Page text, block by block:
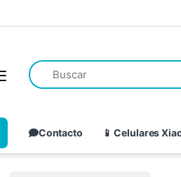
Contacto 📱 Celulares